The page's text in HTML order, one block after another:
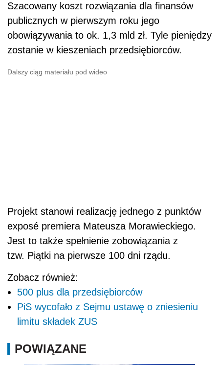
Szacowany koszt rozwiązania dla finansów
publicznych w pierwszym roku jego
obowiązywania to ok. 1,3 mld zł. Tyle pieniędzy
zostanie w kieszeniach przedsiębiorców.
Dalszy ciąg materiału pod wideo
Projekt stanowi realizację jednego z punktów
exposé premiera Mateusza Morawieckiego.
Jest to także spełnienie zobowiązania z
tzw. Piątki na pierwsze 100 dni rządu.
Zobacz również:
500 plus dla przedsiębiorców
PiS wycofało z Sejmu ustawę o zniesieniu
limitu składek ZUS
POWIĄZANE